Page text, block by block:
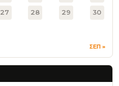
27 28 29 30
ΣΕΠ »